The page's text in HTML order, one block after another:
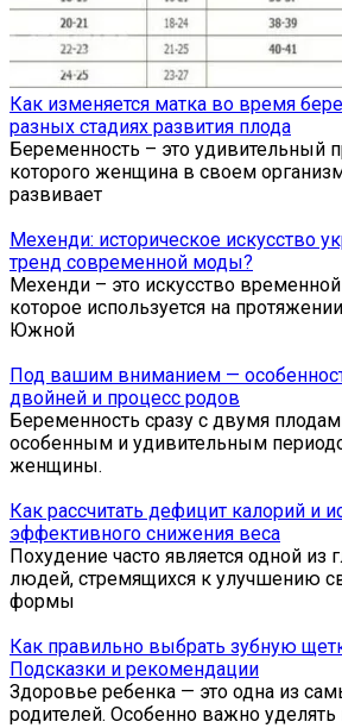
Как изменяется матка во время
разных стадиях развития плода
Беременность – это удивительный
которого женщина в своем
развивает
Мехенди: историческое искусство
тренд современной моды?
Мехенди – это искусство временной
которое используется на
Южной
Под вашим вниманием —
двойней и процесс родов
Беременность сразу с двумя
особенным и удивительным
женщины.
Как рассчитать дефицит калорий и
эффективного снижения веса
Похудение часто является одной из
людей, стремящихся к улучшению
формы
Как правильно выбрать зубную
Подсказки и рекомендации
Здоровье ребенка — это одна из
родителей. Особенно важно